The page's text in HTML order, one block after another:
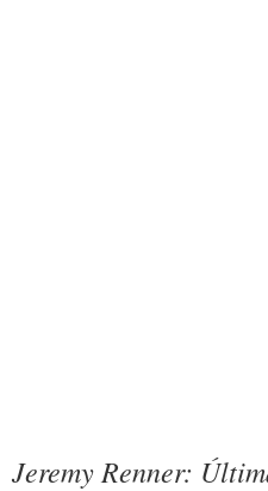
Jeremy Renner: